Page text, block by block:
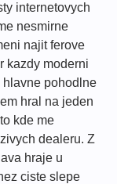
internetovych
nesmirne
najit ferove
kazdy moderni
hlavne pohodlne
hral na jeden
kde me
dealeru. Z
hraje u
ciste slepe